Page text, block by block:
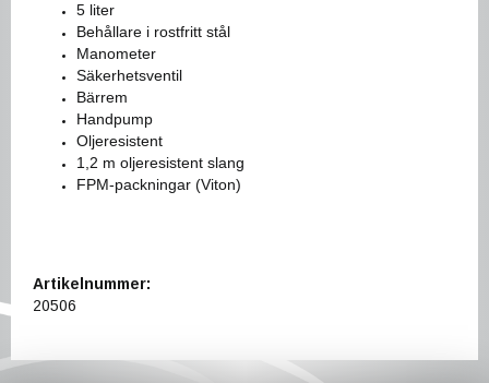
5 liter
Behållare i rostfritt stål
Manometer
Säkerhetsventil
Bärrem
Handpump
Oljeresistent
1,2 m oljeresistent slang
FPM-packningar (Viton)
Artikelnummer:
20506